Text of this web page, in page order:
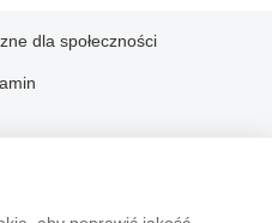
dla społeczności